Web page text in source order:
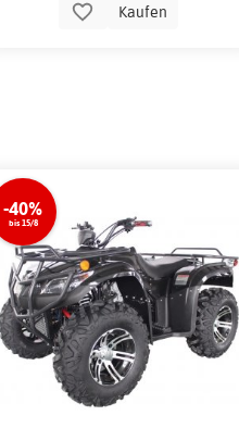
Kaufen
-40%
bis 15/8